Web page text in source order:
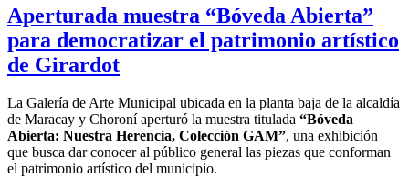
Aperturada muestra “Bóveda Abierta”
para democratizar el patrimonio artístico
de Girardot
La Galería de Arte Municipal ubicada en la planta baja de la alcaldía
de Maracay y Choroní aperturó la muestra titulada “Bóveda
Abierta: Nuestra Herencia, Colección GAM”, una exhibición
que busca dar conocer al público general las piezas que conforman
el patrimonio artístico del municipio.